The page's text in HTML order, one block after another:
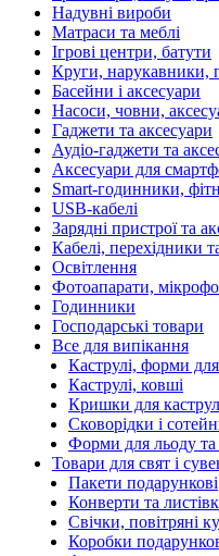
Надувні вироби
Матраси та меблі
Ігрові центри, батути
Круги, нарукавники,
Басейни і аксесуари
Насоси, човни,
Гаджети та аксесуари
Аудіо-гаджети та
Аксесуари для
Smart-годинники,
USB-кабелі
Зарядні пристрої та
Кабелі, перехідники
Освітлення
Фотоапарати,
Годинники
Господарські товари
Все для випікання
Каструлі, форми
Каструлі, ковші
Кришки для
Сковорідки і
Форми для льоду та
Товари для свят і
Пакети подарункові
Конверти та
Свічки, повітряні
Коробки